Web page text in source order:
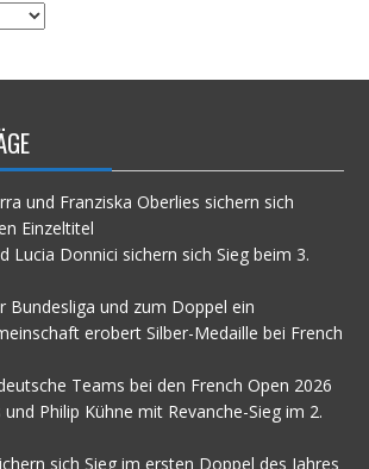
und Franziska Oberlies sichern sich
Einzeltitel
Lucia Donnici sichern sich Sieg beim 3.
Bundesliga und zum Doppel ein
erobert Silber-Medaille bei French
Teams bei den French Open 2026
Philip Kühne mit Revanche-Sieg im 2.
sich Sieg im ersten Doppel des Jahres